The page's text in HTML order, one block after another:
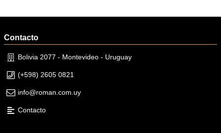
Contacto
Bolivia 2077 - Montevideo - Uruguay
(+598) 2605 0821
info@roman.com.uy
Contacto